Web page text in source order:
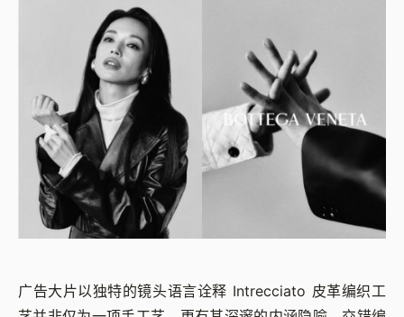
广告大片以独特的镜头语言诠释 Intrecciato 皮革编织工